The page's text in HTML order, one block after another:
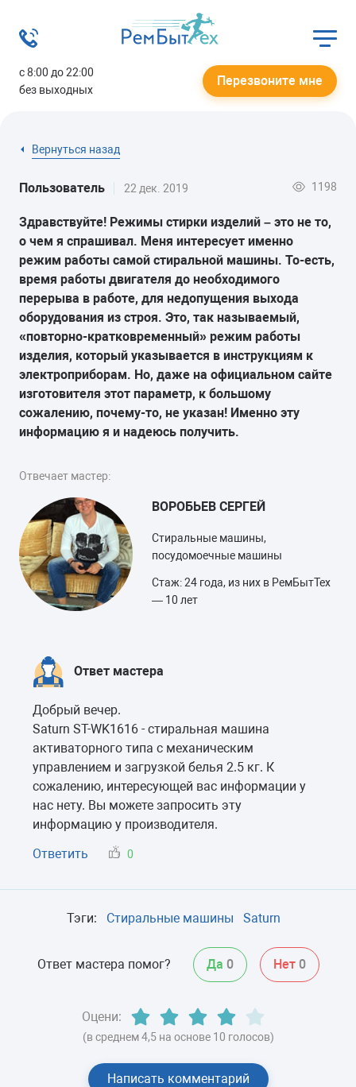
с 8:00 до 22:00
без выходных
Перезвоните мне
Вернуться назад
Пользователь 22 дек. 2019 1198
Здравствуйте! Режимы стирки изделий – это не то,
о чем я спрашивал. Меня интересует именно
режим работы самой стиральной машины. То-есть,
время работы двигателя до необходимого
перерыва в работе, для недопущения выхода
оборудования из строя. Это, так называемый,
«повторно-кратковременный» режим работы
изделия, который указывается в инструкциям к
электроприборам. Но, даже на официальном сайте
изготовителя этот параметр, к большому
сожалению, почему-то, не указан! Именно эту
информацию я и надеюсь получить.
Отвечает мастер:
ВОРОБЬЕВ СЕРГЕЙ
Стиральные машины,
посудомоечные машины
Стаж: 24 года, из них в РемБытТех
— 10 лет
Ответ мастера
Добрый вечер.
Saturn ST-WK1616 - стиральная машина
активаторного типа с механическим
управлением и загрузкой белья 2.5 кг. К
сожалению, интересующей вас информации у
нас нету. Вы можете запросить эту
информацию у производителя.
Ответить
0
Тэги: Стиральные машины Saturn
Ответ мастера помог? Да 0 Нет 0
Оцени:
(в среднем 4,5 на основе 10 голосов)
Написать комментарий